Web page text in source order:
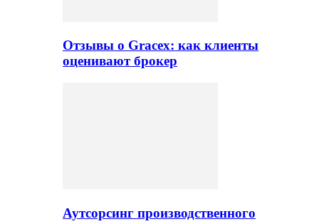
Отзывы о Gracex: как клиенты
оценивают брокер
Аутсорсинг производственного